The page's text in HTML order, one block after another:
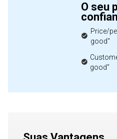
O seu
Price/
good"
good"